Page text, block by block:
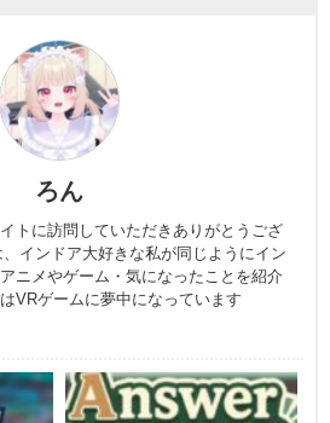
ろん
トに訪問していただきありがとうござ
インドア大好きな私が同じようにイン
ニメやゲーム・気になったことを紹介
VRゲームに夢中になっています